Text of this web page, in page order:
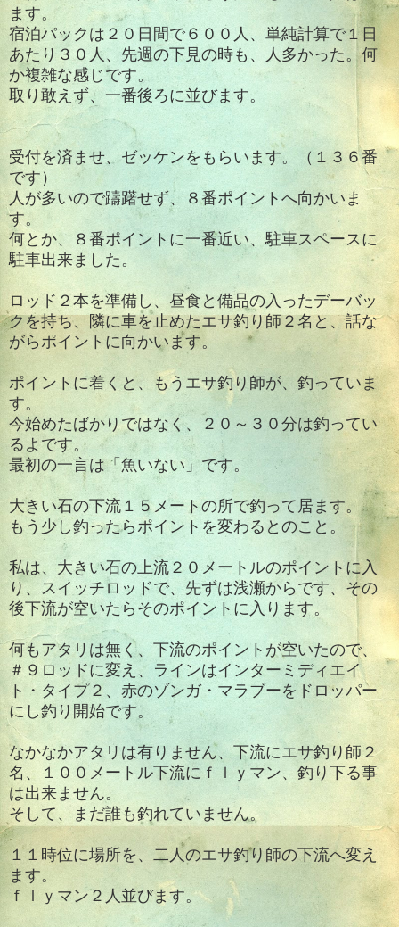
ます。
宿泊パックは２０日間で６００人、単純計算で１日
あたり３０人、先週の下見の時も、人多かった。何
か複雑な感じです。
取り敢えず、一番後ろに並びます。
受付を済ませ、ゼッケンをもらいます。（１３６番
です）
人が多いので躊躇せず、８番ポイントへ向かいま
す。
何とか、８番ポイントに一番近い、駐車スペースに
駐車出来ました。
ロッド２本を準備し、昼食と備品の入ったデーバッ
クを持ち、
隣に車を止めたエサ釣り師２名と、話な
がらポイントに向かいます。
ポイントに着くと、もうエサ釣り師が、釣っていま
す。
今始めたばかりではなく、２０～３０分は釣ってい
るよです。
最初の一言は「魚いない」です。
大きい石の下流１５メートの所で釣って居ます。
もう少し釣ったらポイントを変わるとのこと。
私は、大きい石の上流２０メートルのポイントに入
り、スイッチロッドで、先ずは浅瀬からです、その
後下流が空いたらそのポイントに入ります。
何もアタリは無く、下流のポイントが空いたので、
＃９ロッドに変え、ラインはインターミディエイ
ト・タイプ２、赤のゾンガ・マラブーをドロッパー
にし釣り開始です。
なかなかアタリは有りません、下流にエサ釣り師２
名、１００メートル下流にｆｌｙマン、釣り下る事
は出来ません。
そして、まだ誰も釣れていません。
１１時位に場所を、二人のエサ釣り師の下流へ変え
ます。
ｆｌｙマン２人並びます。